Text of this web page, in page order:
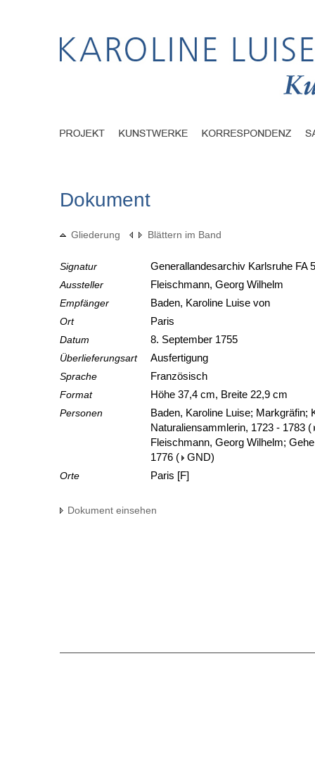
Dokument
Gliederung Blättern im Band
Signatur
Generallandesarchiv Karlsruhe FA
Aussteller
Fleischmann, Georg Wilhelm
Empfänger
Baden, Karoline Luise von
Ort
Paris
Datum
8. September 1755
Überlieferungsart
Ausfertigung
Sprache
Französisch
Format
Höhe 37,4 cm, Breite 22,9 cm
Personen
Baden, Karoline Luise; Markgräfin;
Naturaliensammlerin, 1723 - 1783 (
Fleischmann, Georg Wilhelm;
1776 ( GND)
Orte
Paris [F]
Dokument einsehen